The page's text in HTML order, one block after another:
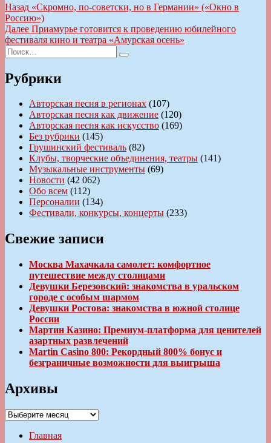
Навигация
по
записям
Назад Предыдущая
запись:
«Скромно, по-советски, но в Германии» («Окно в
Россию»)
Далее Следующая
запись:
Приамурье готовится к проведению юбилейного
фестиваля кино и театра «Амурская осень»
Искать:
Поиск
Рубрики
Авторская песня в регионах (107)
Авторская песня как движение (120)
Авторская песня как искусство (169)
Без рубрики (145)
Грушинский фестиваль (82)
Клубы, творческие объединения, театры (141)
Музыкальные инструменты (69)
Новости (42 062)
Обо всем (112)
Персоналии (134)
Фестивали, конкурсы, концерты (233)
Свежие записи
Москва Махачкала самолет: комфортное
путешествие между столицами
Девушки Березовский: знакомства в уральском
городе с особым шармом
Девушки Ростова: знакомства в южной столице
России
Мартин Казино: Премиум-платформа для ценителей
азартных развлечений
Martin Casino 800: Рекордный 800% бонус и
безграничные возможности для выигрыша
Архивы
Архивы
Главная